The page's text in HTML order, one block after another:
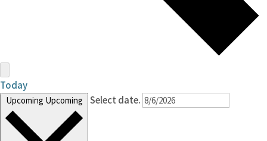
Today
Upcoming Upcoming Select date.